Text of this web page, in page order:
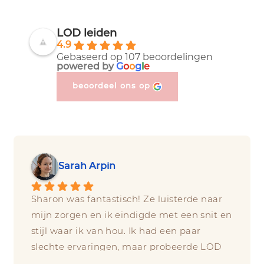
LOD leiden
4.9
Gebaseerd op 107 beoordelingen
powered byGoog e
beoordeel ons op
Sarah Arpin
Sharon was fantastisch! Ze luisterde naar
mijn zorgen en ik eindigde met een snit en
stijl waar ik van hou. Ik had een paar
slechte ervaringen, maar probeerde LOD